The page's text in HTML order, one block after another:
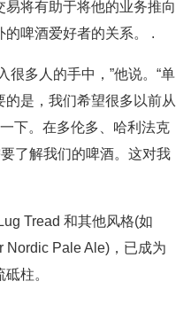
将有助于将他的业务推向
啤酒爱好者的关系。 .
很多人的手中，”他说。“单
是，我们希望很多以前从
下。在多伦多、哈利法克
了解我们的啤酒。这对我
Tread 和其他风格(如
Nordic Pale Ale)，已成为
柱。